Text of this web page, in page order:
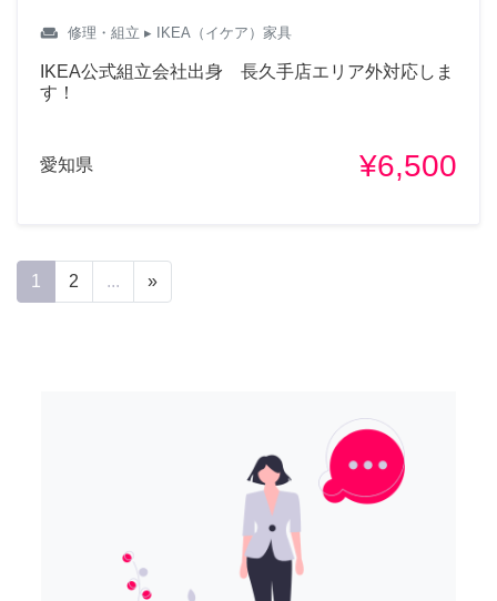
weekend 修理・組立 ▸ IKEA（イケア）家具
IKEA公式組立会社出身 長久手店エリア外対応しま
す！
愛知県 ¥6,500
1 2 ... »